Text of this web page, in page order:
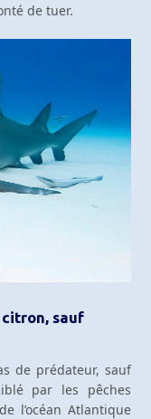
de tuer.
sauf
de prédateur, sauf
par les pêches
l’océan Atlantique